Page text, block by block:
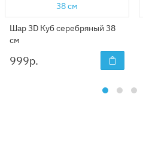
Шар 3D Куб серебряный 38
см
999р.